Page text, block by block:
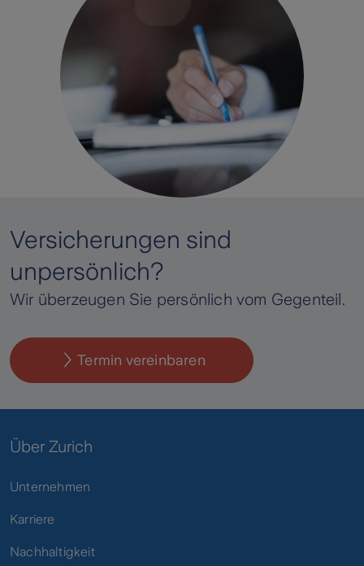
Versicherungen sind
unpersönlich?
Wir überzeugen Sie persönlich vom Gegenteil.
Termin vereinbaren
Über Zurich
Unternehmen
Karriere
Nachhaltigkeit